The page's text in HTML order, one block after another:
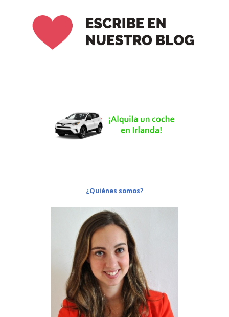
¿Quiénes somos?